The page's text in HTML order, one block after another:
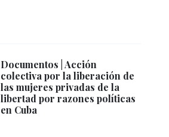
Documentos | Acción
colectiva por la liberación de
las mujeres privadas de la
libertad por razones políticas
en Cuba